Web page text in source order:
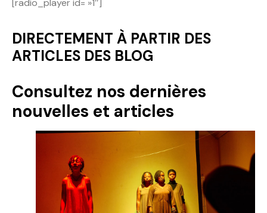
Politique
Technologies
[radio_player id= »1″]
DIRECTEMENT À PARTIR DES
ARTICLES DES BLOG
Consultez nos dernières
nouvelles et articles